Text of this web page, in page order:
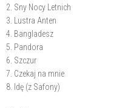
2. Sny Nocy Letnich
3. Lustra Anten
4. Bangladesz
5. Pandora
6. Szczur
7. Czekaj na mnie
8. Idę (z Safony)